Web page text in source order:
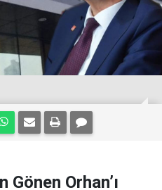
Gönen Orhan’ı